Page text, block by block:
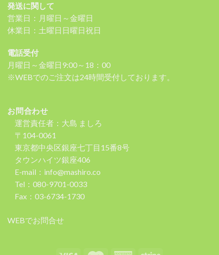
発送に関して
営業日：月曜日～金曜日
休業日：土曜日日曜日祝日
電話受付
月曜日～金曜日9:00～18：00
※WEBでのご注文は24時間受付しております。
お問合わせ
運営責任者：大島 ましろ
〒104-0061
東京都中央区銀座七丁目15番8号
タウンハイツ銀座406
E-mail：info@mashiro.co
Tel：080-9701-0033
Fax：03-6734-1730
WEBでお問合せ